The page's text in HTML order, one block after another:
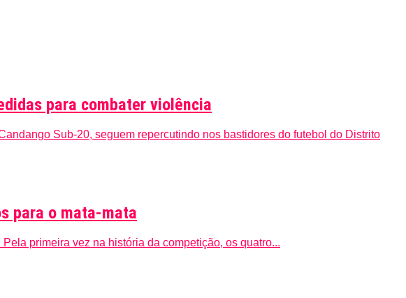
para combater violência
Sub-20, seguem repercutindo nos bastidores do futebol do Distrito
para o mata-mata
primeira vez na história da competição, os quatro...